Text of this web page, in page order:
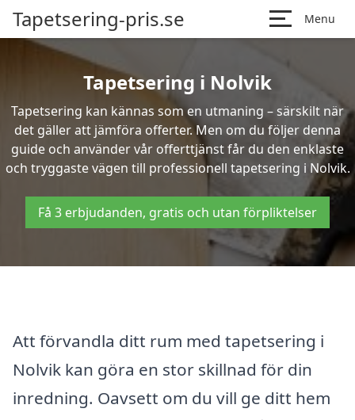
Tapetsering-pris.se Menu
Tapetsering i Nolvik
Tapetsering kan kännas som en utmaning – särskilt när
det gäller att jämföra offerter. Men om du följer denna
guide och använder vår offerttjänst får du den enklaste
och tryggaste vägen till professionell tapetsering i Nolvik.
Få 3 erbjudanden, gratis och utan förpliktelser
Att förvandla ditt rum med tapetsering i
Nolvik kan göra en stor skillnad för din
inredning. Oavsett om du vill ge ditt hem